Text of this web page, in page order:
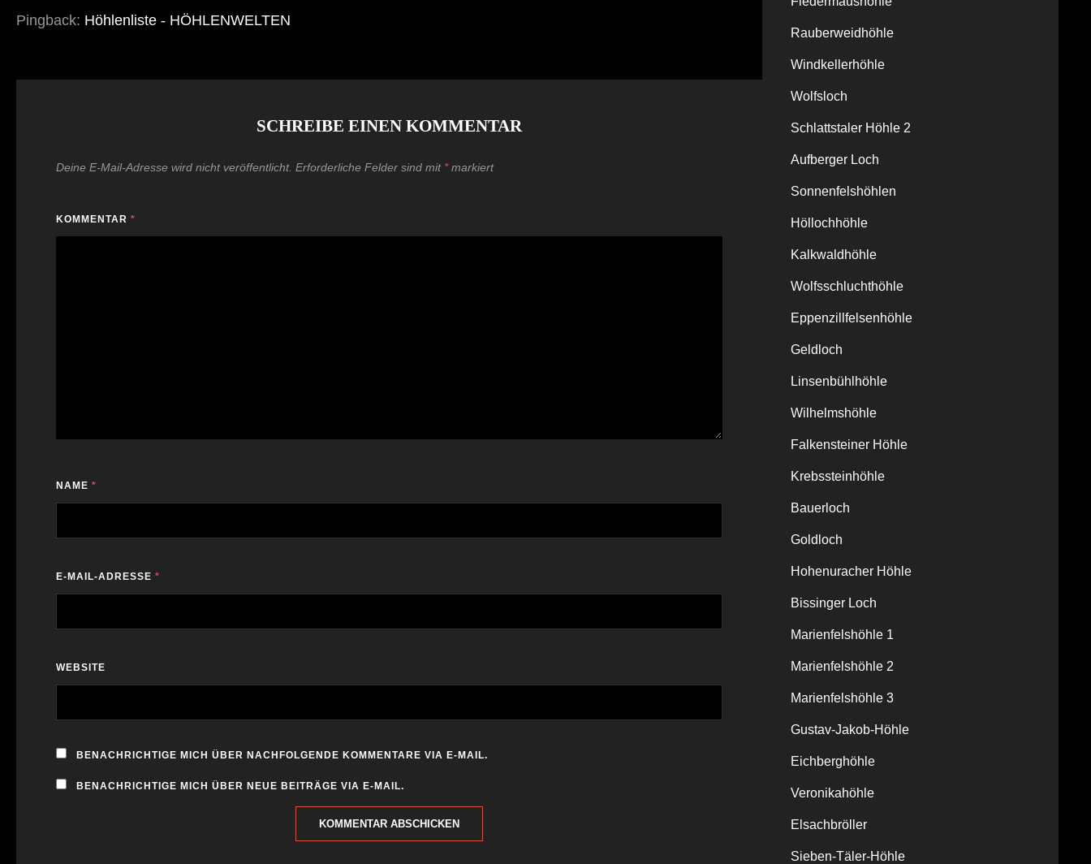
Pingback: Höhlenliste - HÖHLENWELTEN
SCHREIBE EINEN KOMMENTAR
Deine E-Mail-Adresse wird nicht veröffentlicht. Erforderliche Felder sind mit *markiert
KOMMENTAR *
NAME *
E-MAIL-ADRESSE *
WEBSITE
BENACHRICHTIGE MICH ÜBER NACHFOLGENDE KOMMENTARE VIA E-MAIL.
BENACHRICHTIGE MICH ÜBER NEUE BEITRÄGE VIA E-MAIL.
Rauberweidhöhle
Windkellerhöhle
Wolfsloch
Schlattstaler Höhle 2
Aufberger Loch
Sonnenfelshöhlen
Höllochhöhle
Kalkwaldhöhle
Wolfsschluchthöhle
Eppenzillfelsenhöhle
Geldloch
Linsenbühlhöhle
Wilhelmshöhle
Falkensteiner Höhle
Krebssteinhöhle
Bauerloch
Goldloch
Hohenuracher Höhle
Bissinger Loch
Marienfelshöhle 1
Marienfelshöhle 2
Marienfelshöhle 3
Gustav-Jakob-Höhle
Eichberghöhle
Veronikahöhle
Elsachbröller
Sieben-Täler-Höhle